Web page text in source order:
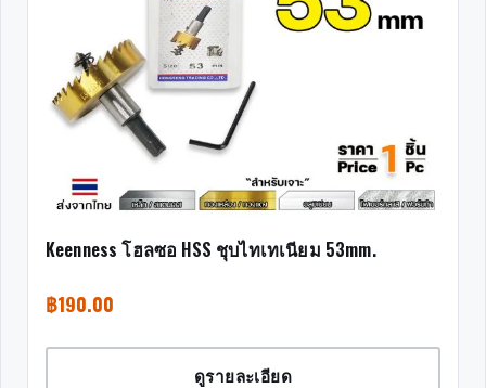
Keenness โฮลซอ HSS ชุบไทเทเนียม 53mm.
฿190.00
ดูรายละเอียด